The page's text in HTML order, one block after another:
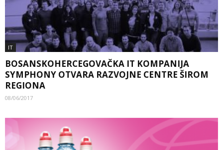
IT
BOSANSKOHERCEGOVAČKA IT KOMPANIJA
SYMPHONY OTVARA RAZVOJNE CENTRE ŠIROM
REGIONA
08/06/2017